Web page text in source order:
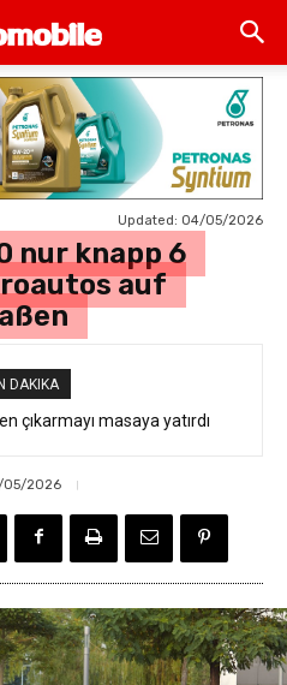
Updated: 04/05/2026
nur knapp 6
auf
DAKIKA
çıkarmayı masaya yatırdı
05/2026